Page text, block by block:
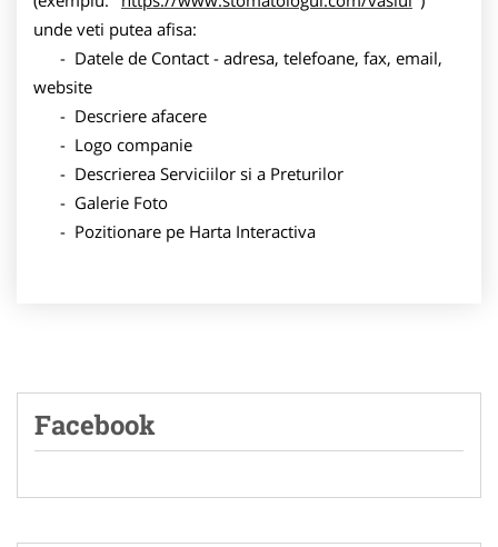
unde veti putea afisa:
- Datele de Contact - adresa, telefoane, fax, email,
website
- Descriere afacere
- Logo companie
- Descrierea Serviciilor si a Preturilor
- Galerie Foto
- Pozitionare pe Harta Interactiva
Facebook